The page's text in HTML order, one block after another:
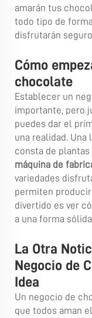
amarán tus
todo tipo de
disfrutarán
Cómo
chocolate
Establecer un
importante, pero
puedes dar el
una realidad.
consta de
máquina de
variedades
permiten producir
divertido es ver
a una forma
La Otra
Negocio de
Idea
Un negocio de
que todos aman